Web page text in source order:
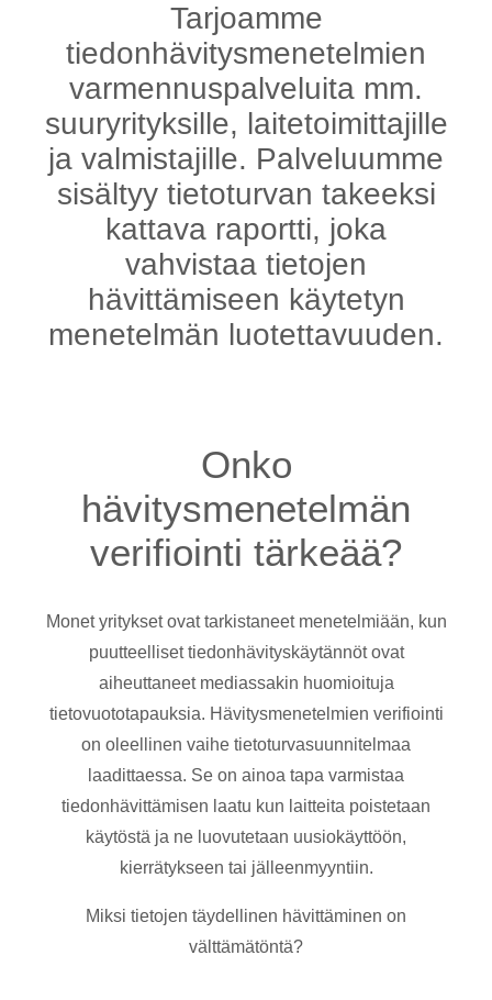
Tarjoamme
tiedonhävitysmenetelmien
varmennuspalveluita mm.
suuryrityksille, laitetoimittajille
ja valmistajille. Palveluumme
sisältyy tietoturvan takeeksi
kattava raportti, joka
vahvistaa tietojen
hävittämiseen käytetyn
menetelmän luotettavuuden.
Onko
hävitysmenetelmän
verifiointi tärkeää?
Monet yritykset ovat tarkistaneet menetelmiään, kun
puutteelliset tiedonhävityskäytännöt ovat
aiheuttaneet mediassakin huomioituja
tietovuototapauksia. Hävitysmenetelmien verifiointi
on oleellinen vaihe tietoturvasuunnitelmaa
laadittaessa. Se on ainoa tapa varmistaa
tiedonhävittämisen laatu kun laitteita poistetaan
käytöstä ja ne luovutetaan uusiokäyttöön,
kierrätykseen tai jälleenmyyntiin.
Miksi tietojen täydellinen hävittäminen on
välttämätöntä?